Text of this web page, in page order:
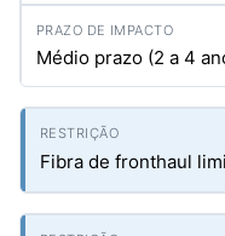
Médio prazo (2 a 4
Fibra de fronthaul